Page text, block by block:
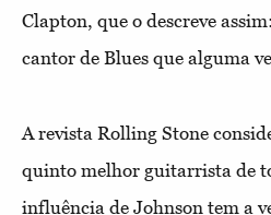
Clapton, que o descreve
cantor de Blues que alguma
A revista Rolling Stone
quinto melhor guitarrista de
influência de Johnson tem a